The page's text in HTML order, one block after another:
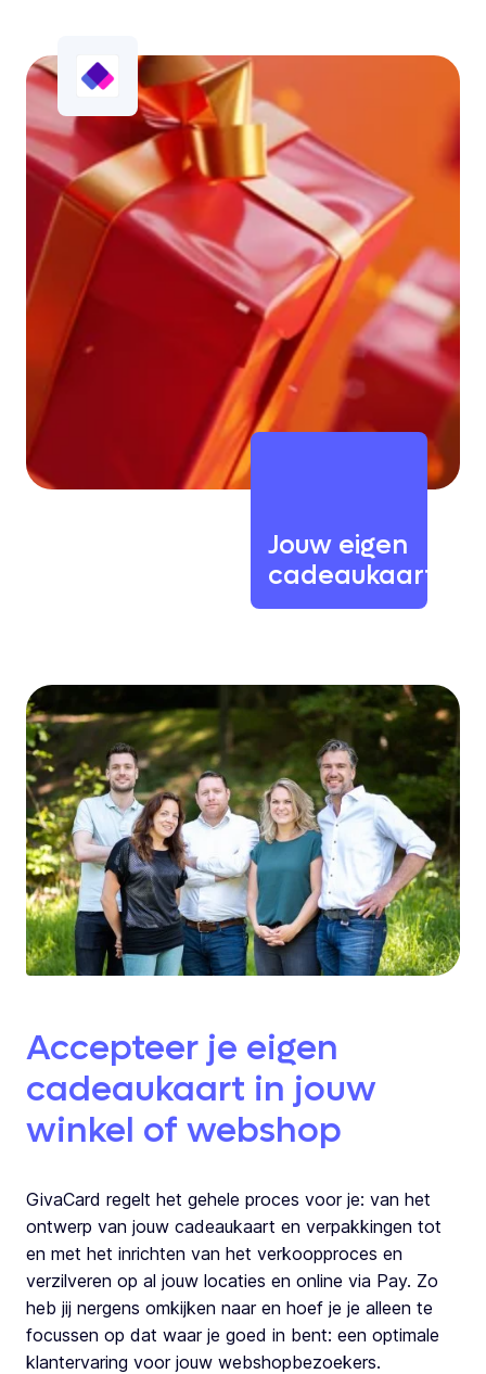
Jouw eigen
cadeaukaart
Accepteer je eigen
cadeaukaart in jouw
winkel of webshop
GivaCard regelt het gehele proces voor je: van het
ontwerp van jouw cadeaukaart en verpakkingen tot
en met het inrichten van het verkoopproces en
verzilveren op al jouw locaties en online via Pay. Zo
heb jij nergens omkijken naar en hoef je je alleen te
focussen op dat waar je goed in bent: een optimale
klantervaring voor jouw webshopbezoekers.